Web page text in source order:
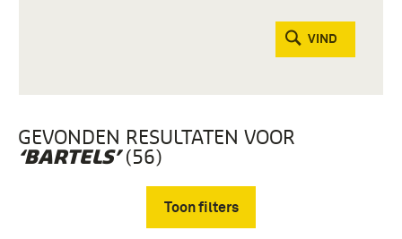
VIND
GEVONDEN RESULTATEN VOOR
‘BARTELS’(56)
Toon filters